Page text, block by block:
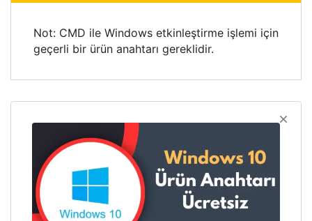
Not: CMD ile Windows etkinleştirme işlemi için
geçerli bir ürün anahtarı gereklidir.